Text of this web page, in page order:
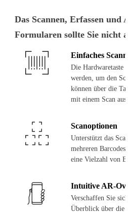
Das Scannen, Erfassen und
Formularen sollte Sie nicht
Einfaches
Die Hardwaretaste
werden, um den
können über die
mit einem Scan
Scanoptionen
Unterstützt das
mehreren
eine Vielzahl von
Intuitive AR-
Verschaffen Sie
Überblick über die